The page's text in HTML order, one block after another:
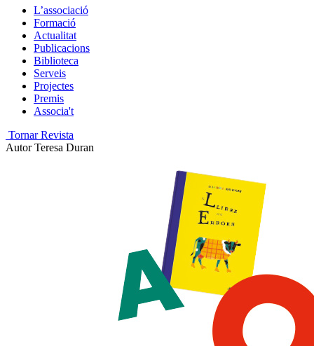
L’associació
Formació
Actualitat
Publicacions
Biblioteca
Serveis
Projectes
Premis
Associa't
Tornar Revista
Autor Teresa Duran